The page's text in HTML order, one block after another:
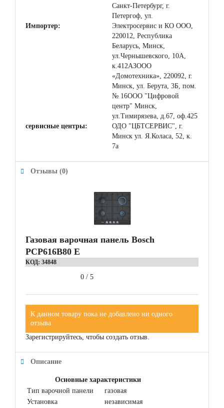
Санкт-Петербург, г.
Петергоф, ул.
Импортер:
Электросервис и КО ООО,
220012, Республика
Беларусь, Минск,
ул.Чернышевского, 10А,
к.412АЗООО
«Домотехника», 220092, г.
Минск, ул. Берута, 3Б, пом.
№ 16ООО "Цифровой
центр" Минск,
ул.Тимирязева, д.67, оф.425
сервисные центры:
ОДО "ЦБТСЕРВИС", г.
Минск ул. Я.Коласа, 52, к.
7а
Отзывы (0)
Газовая варочная панель Bosch
PCP616В80 E
КОД: 34848
0 / 5
К данном товару пока не добавлено ни одного
отзыва
Зарегистрируйтесь, чтобы создать отзыв.
Описание
Основные характеристики
Тип варочной панели
газовая
Установка
независимая